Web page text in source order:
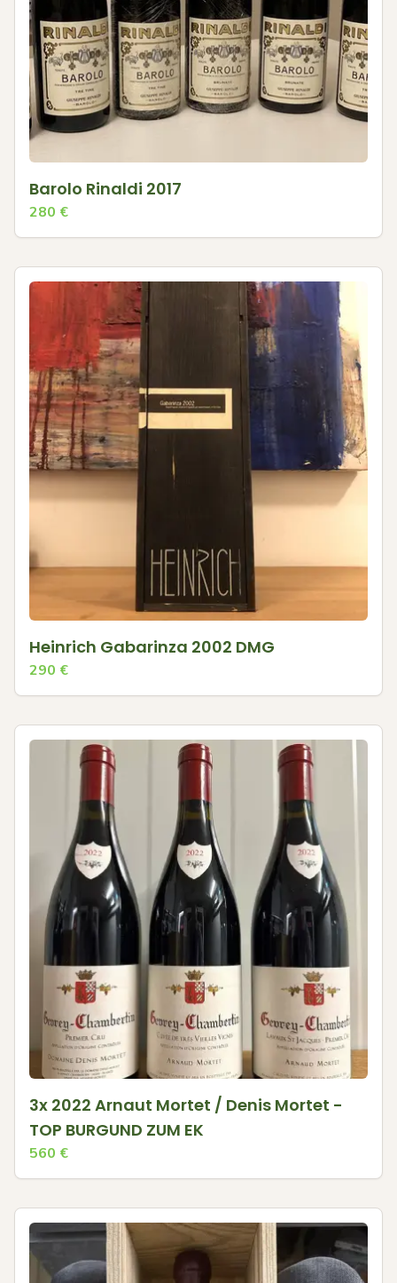
Barolo Rinaldi 2017
280 €
Heinrich Gabarinza 2002 DMG
290 €
3x 2022 Arnaut Mortet / Denis Mortet -
TOP BURGUND ZUM EK
560 €